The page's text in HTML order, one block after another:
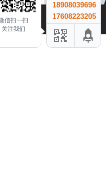
是我们最大的收益、用户的信赖是我们
18908039696
17608223205
信扫一扫
关注我们